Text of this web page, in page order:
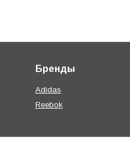
Бренды
Adidas
Reebok